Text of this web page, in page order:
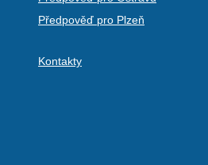
Předpověď pro Plzeň
Kontakty